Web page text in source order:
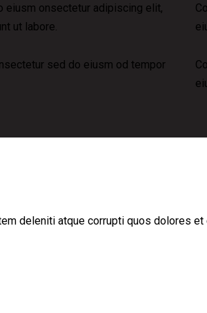
eiusm onsectetur adipiscing elit,
ut labore.
sed do eiusm od tempor
deleniti atque corrupti quos dolores